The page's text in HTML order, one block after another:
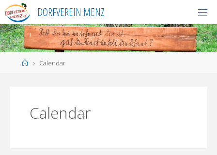
Skip
to
content
DORFVEREIN MENZ
HomeCalendar
Calendar